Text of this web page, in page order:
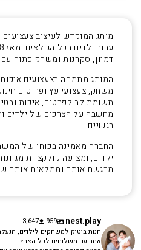
מותג המוקדש לעיצוב צעצועים
דמיון, סקרנות ומשחק פתוח
המותג מתמחה בצעצועים
משחק, צעצועי עץ ופריטים
תשומת לב לפרטים, איכות
מחשבה על הצרכים של ילדים
רגשיים.
החברה מאמינה בכוחו של
ילדים, ומציעה קולקציות
מרגשת אותם וממלאות אותם
nest.play
959
3,647
חנות בוטיק למשחקים לילדים,
אתר עם משלוחים לכל הארץ